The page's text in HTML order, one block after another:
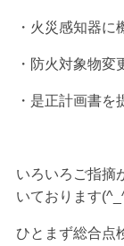
・火災感知器
・防火対象物変
・是正計画書を
いろいろご指摘
いております
ひとまず総合点